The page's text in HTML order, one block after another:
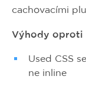
cachovacími
Výhody oproti
Used CSS
ne inline